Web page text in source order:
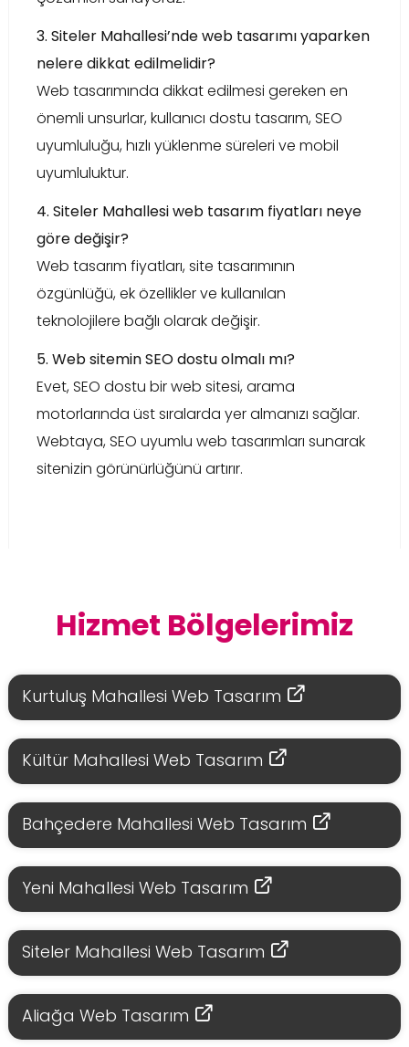
3. Siteler Mahallesi’nde web tasarımı yaparken
nelere dikkat edilmelidir?
Web tasarımında dikkat edilmesi gereken en
önemli unsurlar, kullanıcı dostu tasarım, SEO
uyumluluğu, hızlı yüklenme süreleri ve mobil
uyumluluktur.
4. Siteler Mahallesi web tasarım fiyatları neye
göre değişir?
Web tasarım fiyatları, site tasarımının
özgünlüğü, ek özellikler ve kullanılan
teknolojilere bağlı olarak değişir.
5. Web sitemin SEO dostu olmalı mı?
Evet, SEO dostu bir web sitesi, arama
motorlarında üst sıralarda yer almanızı sağlar.
Webtaya, SEO uyumlu web tasarımları sunarak
sitenizin görünürlüğünü artırır.
Hizmet Bölgelerimiz
Kurtuluş Mahallesi Web Tasarım
Kültür Mahallesi Web Tasarım
Bahçedere Mahallesi Web Tasarım
Yeni Mahallesi Web Tasarım
Siteler Mahallesi Web Tasarım
Aliağa Web Tasarım